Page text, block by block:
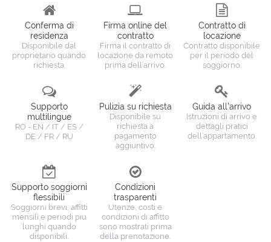
Conferma di
residenza
Disponibile dal
proprietario quando
richiesta.
Firma online del
contratto
Firma il contratto di
locazione da remoto
prima dell’arrivo.
Contratto di
locazione
Contratto disponibile
per il periodo del
soggiorno.
Supporto
multilingue
RO - EN / IT / ES /
DE / FR / RU
Pulizia su richiesta
Disponibile su
richiesta a
pagamento
aggiuntivo.
Guida all’arrivo
Istruzioni di arrivo e
dettagli pratici
dell’appartamento.
Supporto soggiorni
flessibili
Soggiorni brevi, affitti
mensili e periodi piu
lunghi quando
disponibili.
Condizioni
trasparenti
Utenze, costi e
condizioni di affitto
sono mostrati prima
della prenotazione.